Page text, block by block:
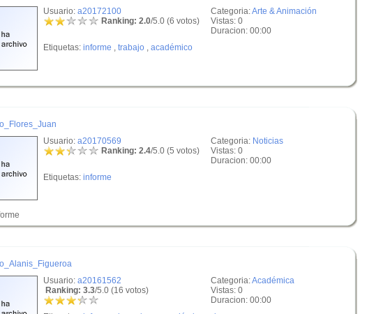
Categoria:Arte & Animación
Vistas: 0
Duracion: 00:00
Usuario: a20172100
Ranking: 2.0/5.0 (6 votos)
Etiquetas: informe , trabajo , académico
Categoria: Noticias
Vistas: 0
Duracion: 00:00
Usuario: a20170569
Ranking: 2.4/5.0 (5 votos)
Etiquetas: informe
Categoria:Académica
Vistas: 0
Duracion: 00:00
Usuario: a20161562
Ranking: 3.3/5.0 (16 votos)